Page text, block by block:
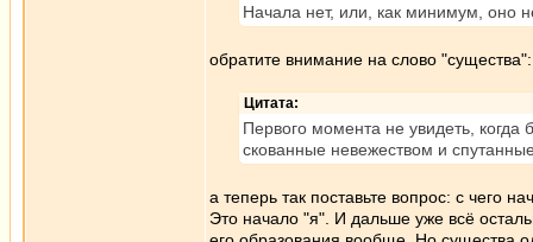
Начала нет, или, как минимум, оно
обратите внимание на слово "существа":
Цитата:
Первого момента не увидеть, когда
скованные невежеством и
а теперь так поставьте вопрос: с чего
Это начало "я". И дальше уже всё